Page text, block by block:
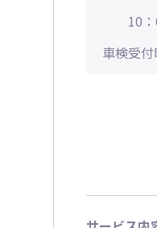
10：
車検受